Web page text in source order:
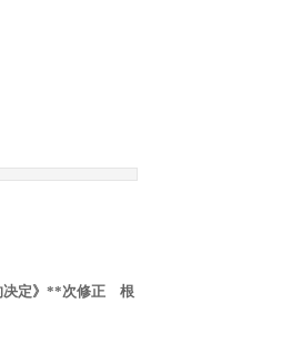
决定》**次修正 根